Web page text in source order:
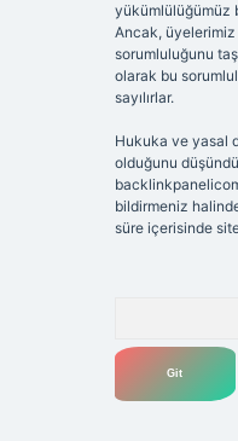
yükümlülüğümüz
Ancak, üyelerimiz
sorumluluğunu
olarak bu
sayılırlar.
Hukuka ve yasal
olduğunu
bildirmeniz
süre içerisinde